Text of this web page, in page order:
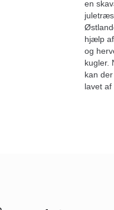
en
hjælp
og
kugler.
kan
lavet